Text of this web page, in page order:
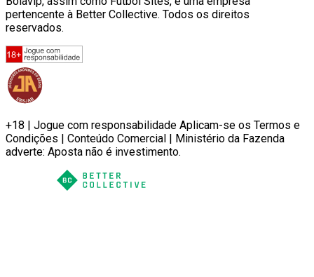
pertencente à Better Collective. Todos os direitos
reservados.
+18 | Jogue com responsabilidade Aplicam-se os Termos e
Condições | Conteúdo Comercial | Ministério da Fazenda
adverte: Aposta não é investimento.